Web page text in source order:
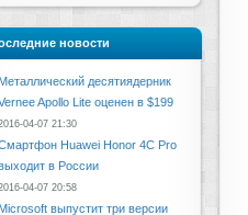
новости
Металлический десятиядерник
Apollo Lite оценен в $199
04-07 21:30
Huawei Honor 4C Pro
в России
04-07 20:58
Microsoft выпустит три версии